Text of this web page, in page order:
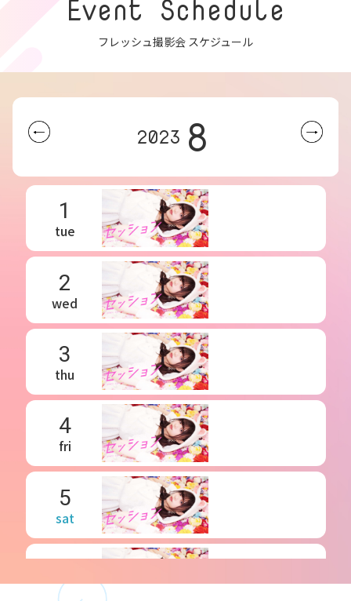
Event Schedule
フレッシュ撮影会 スケジュール
2023 8
1
tue
2
wed
3
thu
4
fri
5
sat
sun